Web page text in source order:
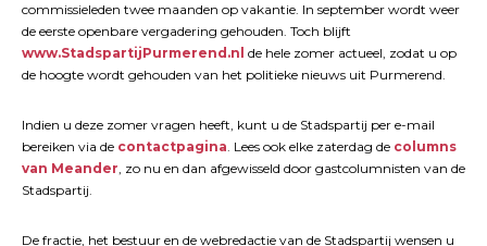
commissieleden twee maanden op vakantie. In september wordt weer
de eerste openbare vergadering gehouden. Toch blijft
www.StadspartijPurmerend.nl de hele zomer actueel, zodat u op
de hoogte wordt gehouden van het politieke nieuws uit Purmerend.
Indien u deze zomer vragen heeft, kunt u de Stadspartij per e-mail
bereiken via de contactpagina. Lees ook elke zaterdag de columns
van Meander, zo nu en dan afgewisseld door gastcolumnisten van de
Stadspartij.
De fractie, het bestuur en de webredactie van de Stadspartij wensen u